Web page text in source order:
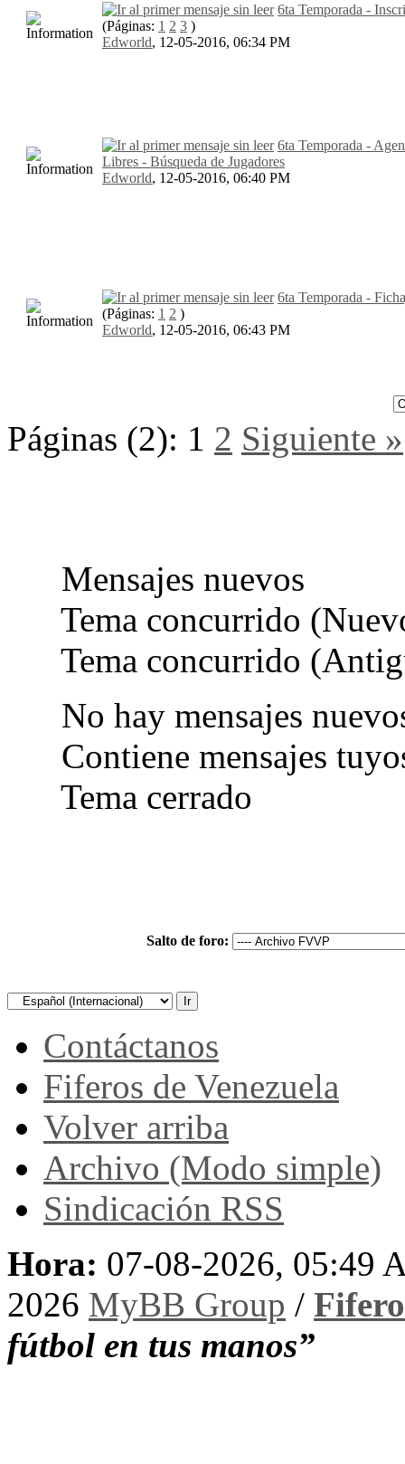
6ta Temporada -
(Páginas: 1 2 3 )
Edworld, 12-05-2016, 06:34 PM
6ta Temporada -
Libres - Búsqueda de Jugadores
Edworld, 12-05-2016, 06:40 PM
6ta Temporada -
(Páginas: 1 2 )
Edworld, 12-05-2016, 06:43 PM
Páginas (2): 1 2 Siguiente »
Mensajes nuevos
Tema concurrido
Tema concurrido
No hay mensajes
Contiene mensajes
Tema cerrado
Salto de foro:
Contáctanos
Fiferos de Venezuela
Volver arriba
Archivo (Modo simple)
Sindicación RSS
Hora: 07-08-2026, 05:49
2026 MyBB Group /
fútbol en tus manos”